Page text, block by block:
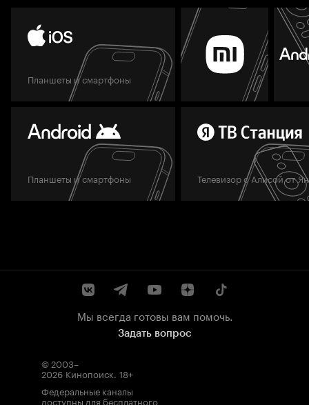
Планшеты и смартфоны
Планшеты и смартфоны Телевизор с Алисой от
Мы всегда готовы вам помочь.
Задать вопрос
© 2003–
2026 Кинопоиск 18+
Федеральные каналы
доступны для бесплатного